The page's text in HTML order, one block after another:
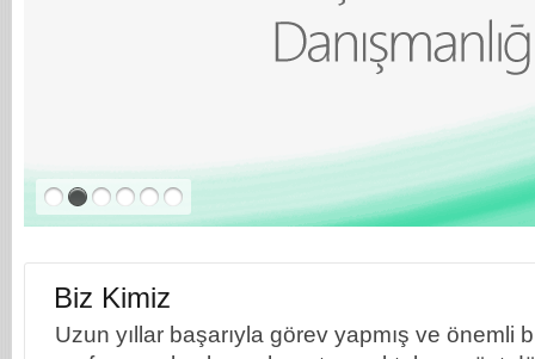
Biz Kimiz
Uzun yıllar başarıyla görev yapmış ve önemli